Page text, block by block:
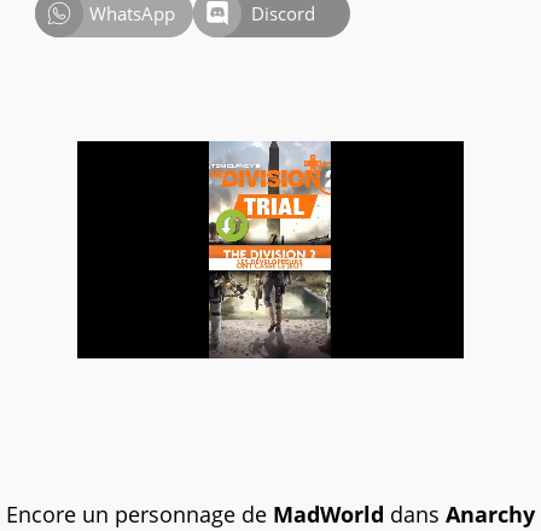
WhatsApp
Discord
Encore un personnage de MadWorld dans Anarchy